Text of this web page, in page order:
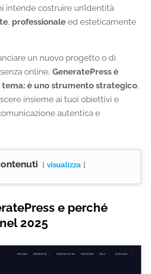
intende costruire un’identità
, professionale ed esteticamente
un nuovo progetto o di
online, GeneratePress è
è uno strumento strategico,
insieme ai tuoi obiettivi e
autentica e
visualizza
e perché
2025